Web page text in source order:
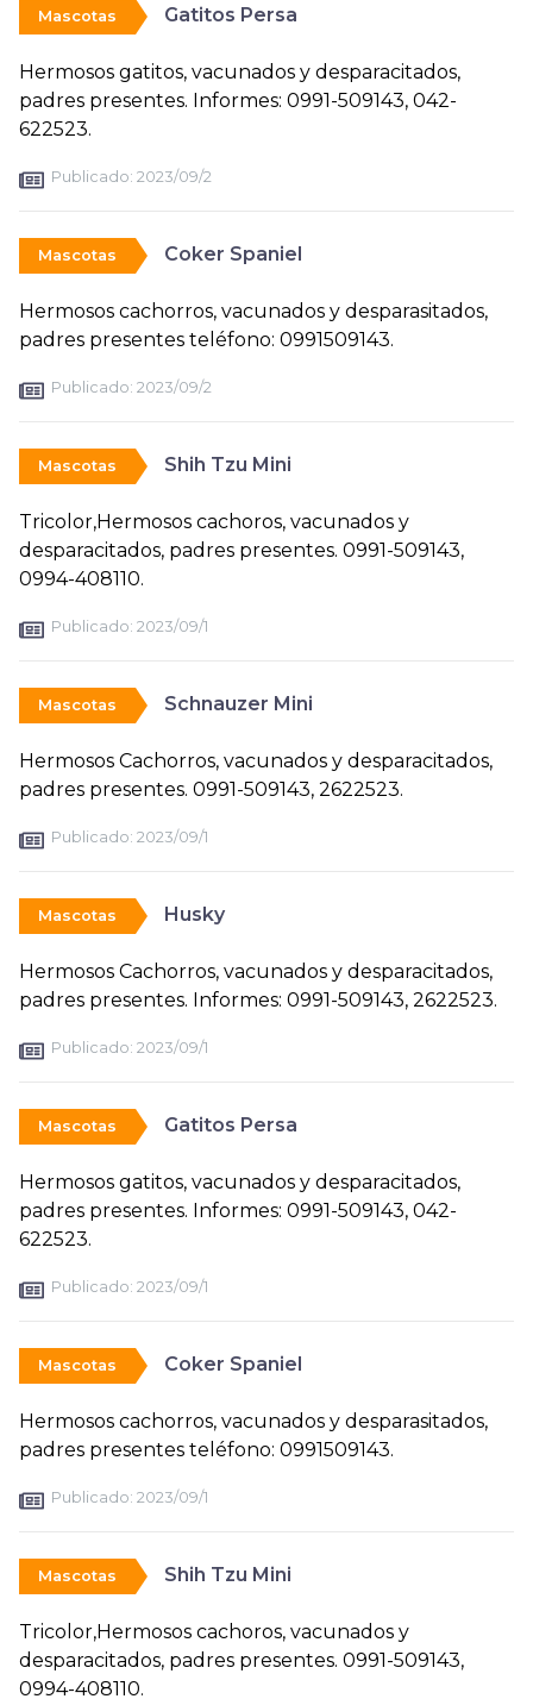
Mascotas Gatitos Persa
Hermosos gatitos, vacunados y desparacitados,
padres presentes. Informes: 0991-509143, 042-
622523.
Publicado: 2023/09/2
Mascotas Coker Spaniel
Hermosos cachorros, vacunados y desparasitados,
padres presentes teléfono: 0991509143.
Publicado: 2023/09/2
Mascotas Shih Tzu Mini
Tricolor,Hermosos cachoros, vacunados y
desparacitados, padres presentes. 0991-509143,
0994-408110.
Publicado: 2023/09/1
Mascotas Schnauzer Mini
Hermosos Cachorros, vacunados y desparacitados,
padres presentes. 0991-509143, 2622523.
Publicado: 2023/09/1
Mascotas Husky
Hermosos Cachorros, vacunados y desparacitados,
padres presentes. Informes: 0991-509143, 2622523.
Publicado: 2023/09/1
Mascotas Gatitos Persa
Hermosos gatitos, vacunados y desparacitados,
padres presentes. Informes: 0991-509143, 042-
622523.
Publicado: 2023/09/1
Mascotas Coker Spaniel
Hermosos cachorros, vacunados y desparasitados,
padres presentes teléfono: 0991509143.
Publicado: 2023/09/1
Mascotas Shih Tzu Mini
Tricolor,Hermosos cachoros, vacunados y
desparacitados, padres presentes. 0991-509143,
0994-408110.